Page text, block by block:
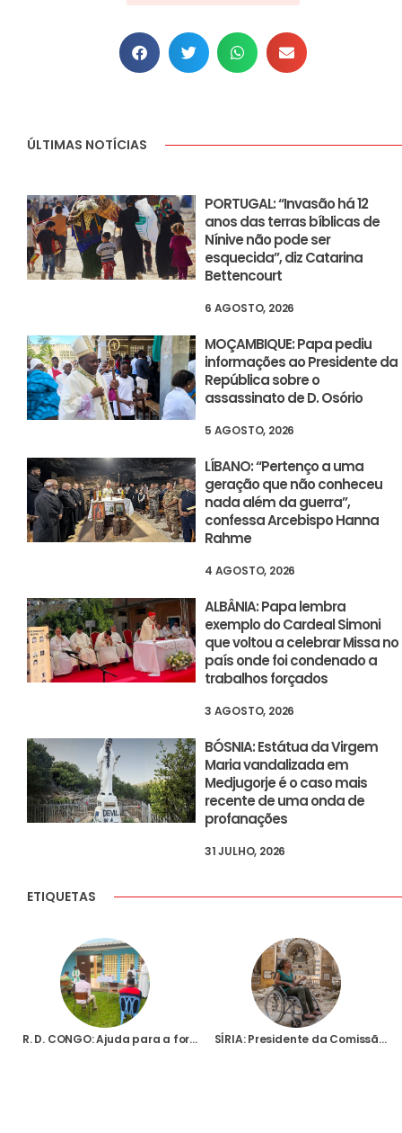
ÚLTIMAS NOTÍCIAS
PORTUGAL: “Invasão há 12
anos das terras bíblicas de
Nínive não pode ser
esquecida”, diz Catarina
Bettencourt
6 AGOSTO, 2026
MOÇAMBIQUE: Papa pediu
informações ao Presidente da
República sobre o
assassinato de D. Osório
5 AGOSTO, 2026
LÍBANO: “Pertenço a uma
geração que não conheceu
nada além da guerra”,
confessa Arcebispo Hanna
Rahme
4 AGOSTO, 2026
ALBÂNIA: Papa lembra
exemplo do Cardeal Simoni
que voltou a celebrar Missa no
país onde foi condenado a
trabalhos forçados
3 AGOSTO, 2026
BÓSNIA: Estátua da Virgem
Maria vandalizada em
Medjugorje é o caso mais
recente de uma onda de
profanações
31 JULHO, 2026
ETIQUETAS
R. D. CONGO: Ajuda para a formação de 59 seminaristas em Kinshasa SÍRIA: Presidente da Comissão de Inquérito da ONU denuncia “situação complexa” no país onde, diz, actuam “cinco exércitos”